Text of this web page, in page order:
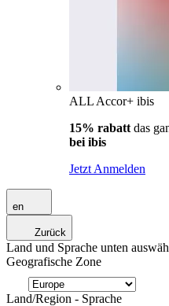
ALL Accor+ ibis
15% rabatt das
bei ibis
Jetzt Anmelden
en
Zurück
Land und Sprache unten
Geografische Zone
Land/Region - Sprache